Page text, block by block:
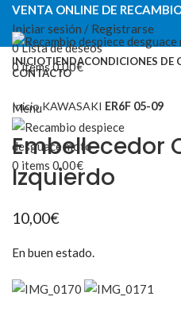
VENTA ONLINE DE
Iniciar sesión / Registrarse
0Lista de deseos
0items0,00€
INICIOTIENDACONDICIONES DE
CONTACTO
Menu
0 items 0,00€
InicioKAWASAKI ER6F 05-09
Embellecedor
Izquierdo
10,00€
En buen estado.